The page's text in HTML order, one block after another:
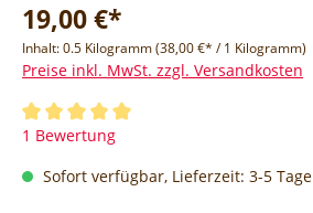
19,00 €*
Inhalt:0.5 Kilogramm(38,00 €* / 1 Kilogramm)
Preise inkl. MwSt. zzgl. Versandkosten
1 Bewertung
Sofort verfügbar, Lieferzeit: 3-5 Tage